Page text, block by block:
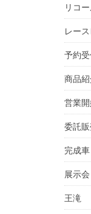
リコ
レー
予約
商品
営業
委託
完成車
展示会
王滝